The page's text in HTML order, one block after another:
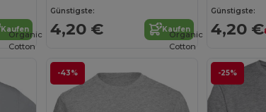
Kaufen
Günstigste:
4,20 € Kaufen
Günstigste:
4,20 €
-43%
Organic
Cotton
-25%
Organic
Cotton